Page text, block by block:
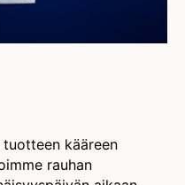
kääreen
rauhan